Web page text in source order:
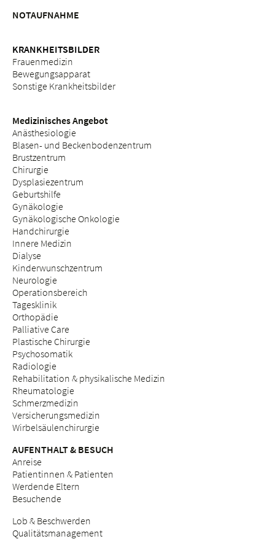
NOTAUFNAHME
KRANKHEITSBILDER
Frauenmedizin
Bewegungsapparat
Sonstige Krankheitsbilder
Medizinisches Angebot
Anästhesiologie
Blasen- und Beckenbodenzentrum
Brustzentrum
Chirurgie
Dysplasiezentrum
Geburtshilfe
Gynäkologie
Gynäkologische Onkologie
Handchirurgie
Innere Medizin
Dialyse
Kinderwunschzentrum
Neurologie
Operationsbereich
Tagesklinik
Orthopädie
Palliative Care
Plastische Chirurgie
Psychosomatik
Radiologie
Rehabilitation & physikalische Medizin
Rheumatologie
Schmerzmedizin
Versicherungsmedizin
Wirbelsäulenchirurgie
AUFENTHALT & BESUCH
Anreise
Patientinnen & Patienten
Werdende Eltern
Besuchende
Lob & Beschwerden
Qualitätsmanagement